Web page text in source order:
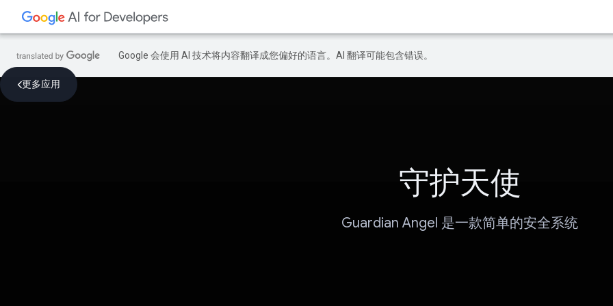
Google 会使用 AI 技术将内容翻译成您偏好的语言。AI 翻译可能包含错误。
更多应用
守护天使
Guardian Angel 是一款简单的安全系统